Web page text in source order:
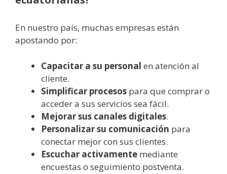
En nuestro país, muchas empresas están
apostando por:
Capacitar a su personal en atención al
cliente.
Simplificar procesos para que comprar o
acceder a sus servicios sea fácil.
Mejorar sus canales digitales.
Personalizar su comunicación para
conectar mejor con sus clientes.
Escuchar activamente mediante
encuestas o seguimiento postventa.